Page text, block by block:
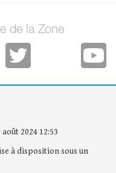
de la Zone
2024 12:53
à disposition sous un